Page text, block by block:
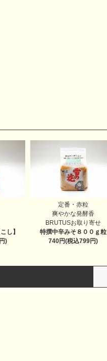
こし】
)
定番・赤粒
爽やかな発酵香
BRUTUSお取り寄せ
特撰中辛みそ８００ｇ粒
740円(税込799円)